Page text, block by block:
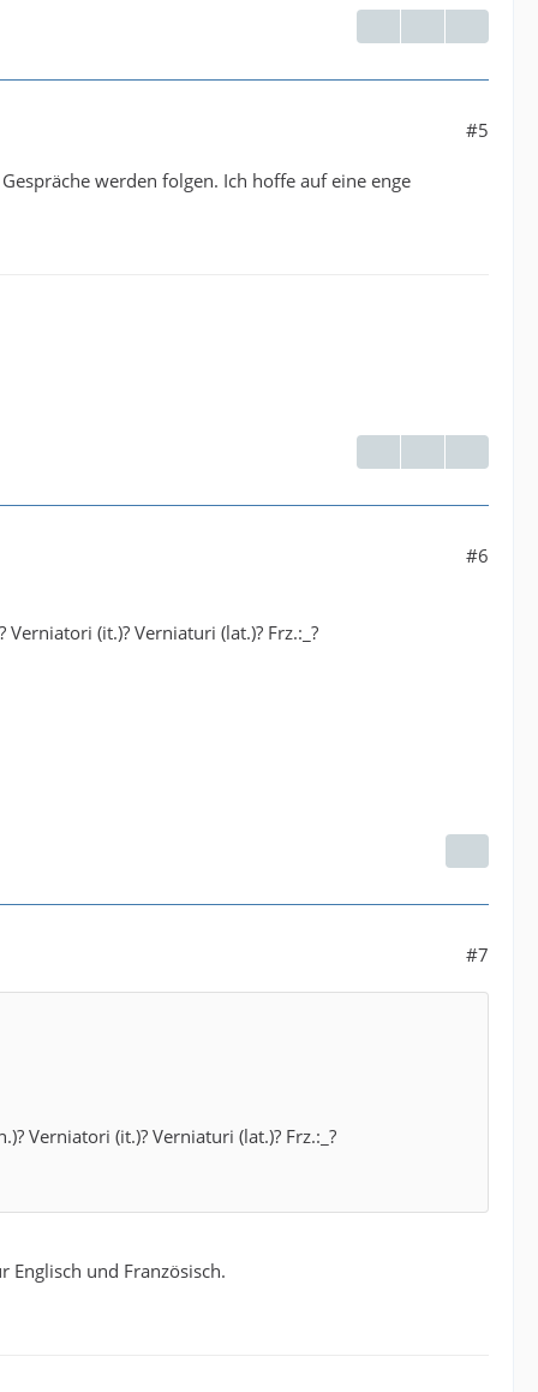
#5
werden folgen. Ich hoffe auf eine enge
#6
(it.)? Verniaturi (lat.)? Frz.:_?
#7
Verniatori (it.)? Verniaturi (lat.)? Frz.:_?
und Französisch.